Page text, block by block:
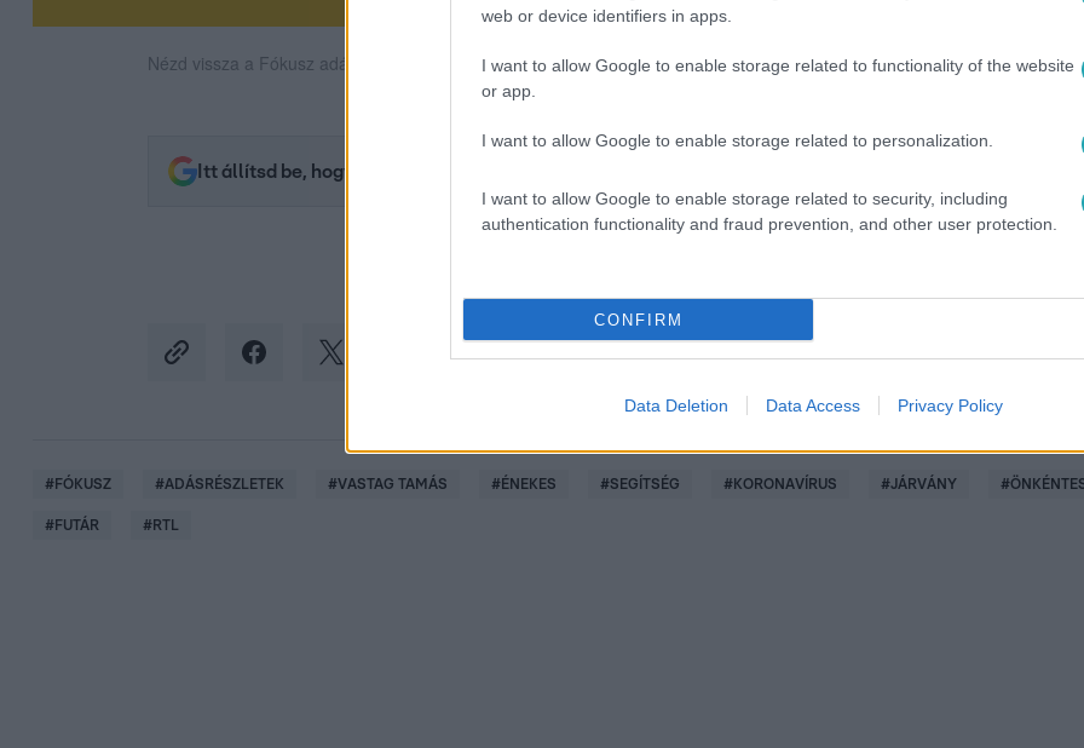
web or device identifiers in apps.
I want to allow Google to enable storage related to functionality of the website
or app.
I want to allow Google to enable storage related to personalization.
I want to allow Google to enable storage related to security, including
authentication functionality and fraud prevention, and other user protection.
CONFIRM
Data Deletion Data Access Privacy Policy
Nézd vissza a Fókusz adásait az RTL+-on!
Itt állítsd be, hogy az RTL.hu az elsők között legyen a Google-találatokban!
#FÓKUSZ #ADÁSRÉSZLETEK #VASTAG TAMÁS #ÉNEKES #SEGÍTSÉG #KORONAVÍRUS #JÁRVÁNY #
#FUTÁR #RTL